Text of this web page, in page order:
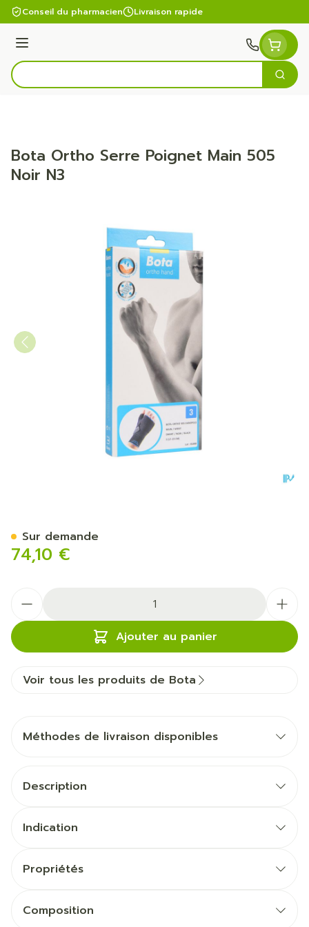
Aller au contenu
Conseil du pharmacien Livraison rapide
Menu
Rechercher
Bota Ortho Serre Poignet Main 505
Noir N3
74,10 €
Ajouter au panier
Sur demande
Voir tous les produits de Bota
Méthodes de livraison disponibles
Description
Indication
Propriétés
Composition